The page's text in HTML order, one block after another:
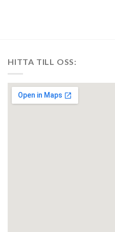
HITTA TILL OSS: